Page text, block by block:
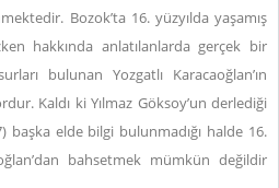
Bozok’ta 16. yüzyılda yaşamış
hakkında anlatılanlarda gerçek bir
bulunan Yozgatlı Karacaoğlan’ın
Kaldı ki Yılmaz Göksoy’un derlediği
başka elde bilgi bulunmadığı halde 16.
bahsetmek mümkün değildir